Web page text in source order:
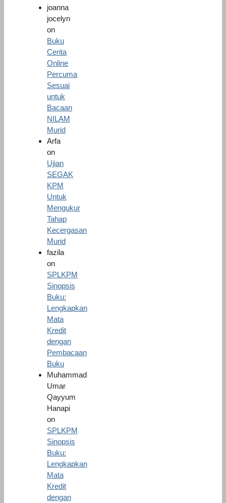
joanna
jocelyn
on
Buku
Cerita
Online
Percuma
Sesuai
untuk
Bacaan
NILAM
Murid
Arfa
on
Ujian
SEGAK
KPM
Untuk
Mengukur
Tahap
Kecergasan
Murid
fazila
on
SPLKPM
Sinopsis
Buku:
Lengkapkan
Mata
Kredit
dengan
Pembacaan
Buku
Muhammad
Umar
Qayyum
Hanapi
on
SPLKPM
Sinopsis
Buku:
Lengkapkan
Mata
Kredit
dengan